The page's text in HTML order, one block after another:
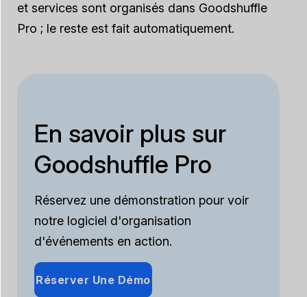
et services sont organisés dans Goodshuffle
Pro ; le reste est fait automatiquement.
En savoir plus sur
Goodshuffle Pro
Réservez une démonstration pour voir
notre logiciel d'organisation
d'événements en action.
Réserver Une Démo